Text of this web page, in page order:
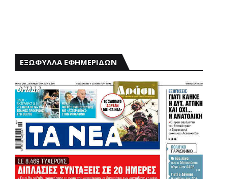
ΕΞΩΦΥΛΛΑ ΕΦΗΜΕΡΙΔΩΝ